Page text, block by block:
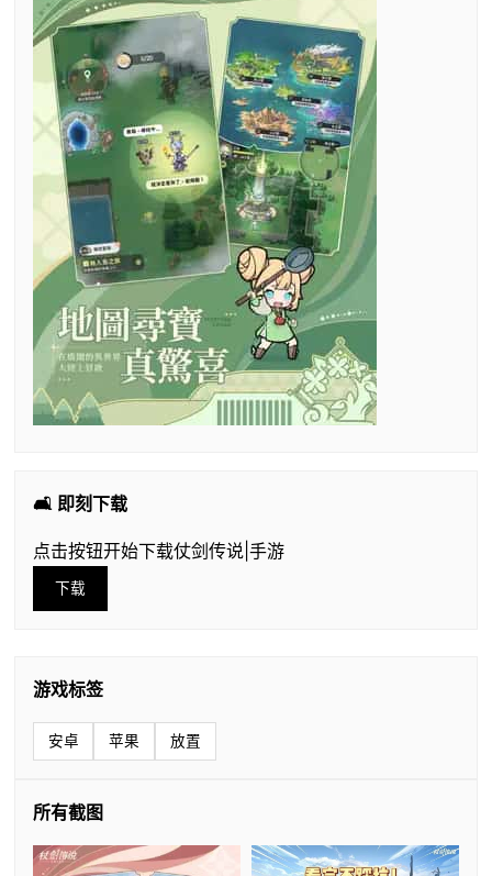
🛋️ 即刻下载
点击按钮开始下载仗剑传说|手游
下载
游戏标签
安卓 苹果 放置
所有截图